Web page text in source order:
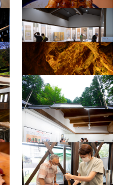
飛騨高山まちの博物館3
飛騨大鍾乳洞3
飛騨一宮水無神社7
飛騨高山まちの博物館1
飛騨高山まちの体験交流
館（有道杓子2）